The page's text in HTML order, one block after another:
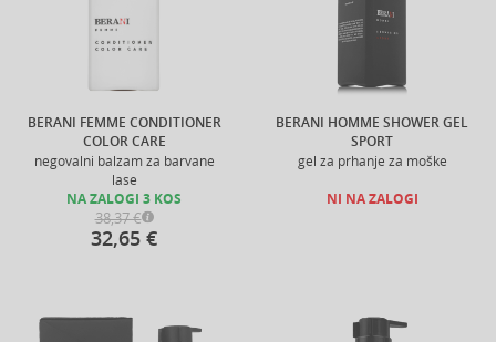
BERANI FEMME CONDITIONER
COLOR CARE
negovalni balzam za barvane
lase
NA ZALOGI 3 KOS
38,37 €
32,65 €
BERANI HOMME SHOWER GEL
SPORT
gel za prhanje za moške
NI NA ZALOGI